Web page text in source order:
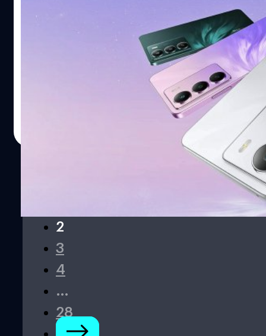
realme เปิดตัว C75 5G : สมาร์ตโฟน 5G ราคา
ประหยัด แต่ได้จอ 120 Hz, แบตเตอรี่ใหญ่ และ
ทนทานเกรดกองทัพ
realme แบรนด์ย่อยของ vivo ได้เปิดตัว C75 เวอร์ชัน 5G ที่
ประเทศอินเดีย ซึ่งได้รับการพัฒนาต่อเนื่องจาก C65 5G เมื่อปี
2
3
4
…
28